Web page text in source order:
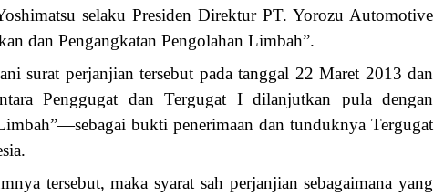
selaku Presiden Direktur PT. Yorozu Automotive
dan Pengangkatan Pengolahan Limbah”.
surat perjanjian tersebut pada tanggal 22 Maret 2013 dan
Penggugat dan Tergugat I dilanjutkan pula dengan
bukti penerimaan dan tunduknya Tergugat
tersebut, maka syarat sah perjanjian sebagaimana yang